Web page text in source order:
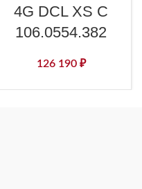
4G DCL XS C
106.0554.382
126 190 ₽